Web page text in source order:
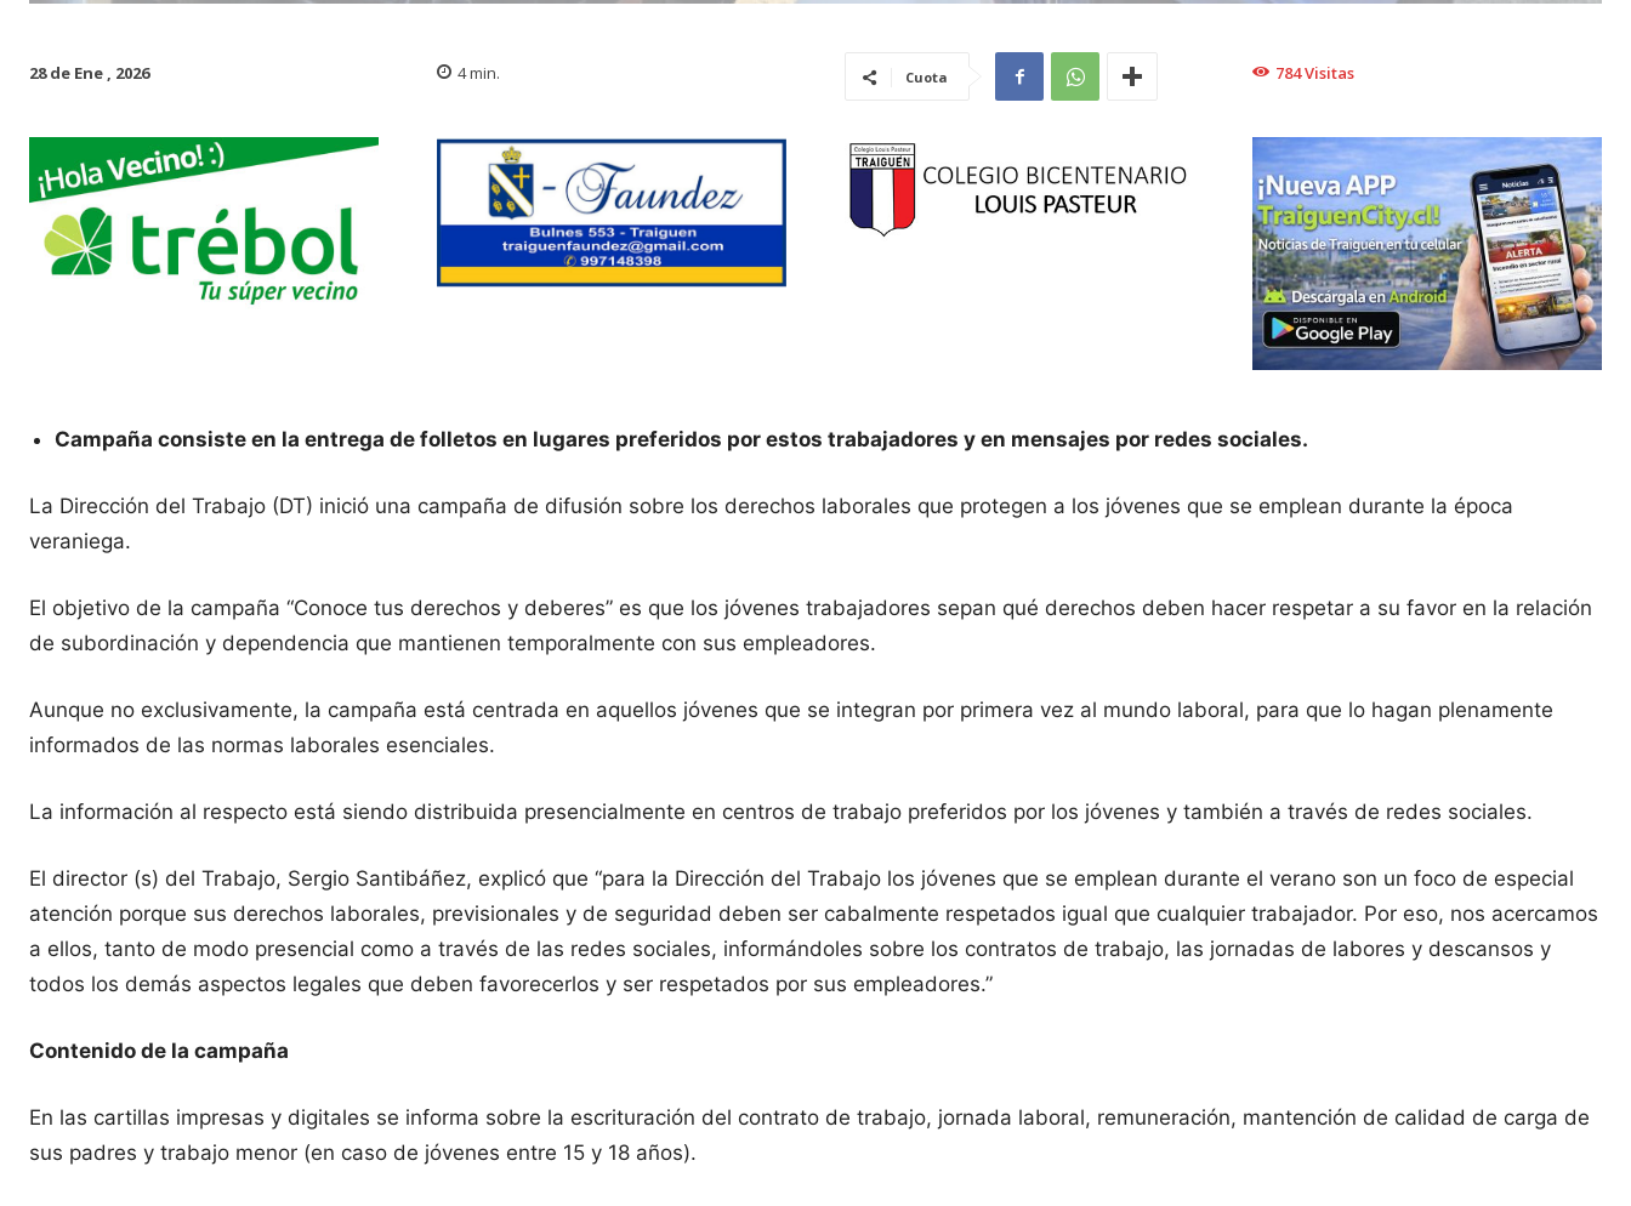
28 de Ene , 2026 4min. Cuota 784Visitas
Campaña consiste en la entrega de folletos en lugares preferidos por estos trabajadores y en mensajes por redes sociales.
La Dirección del Trabajo (DT) inició una campaña de difusión sobre los derechos laborales que protegen a los jóvenes que se emplean durante la época
veraniega.
El objetivo de la campaña “Conoce tus derechos y deberes” es que los jóvenes trabajadores sepan qué derechos deben hacer respetar a su favor en la relación
de subordinación y dependencia que mantienen temporalmente con sus empleadores.
Aunque no exclusivamente, la campaña está centrada en aquellos jóvenes que se integran por primera vez al mundo laboral, para que lo hagan plenamente
informados de las normas laborales esenciales.
La información al respecto está siendo distribuida presencialmente en centros de trabajo preferidos por los jóvenes y también a través de redes sociales.
El director (s) del Trabajo, Sergio Santibáñez, explicó que “para la Dirección del Trabajo los jóvenes que se emplean durante el verano son un foco de especial
atención porque sus derechos laborales, previsionales y de seguridad deben ser cabalmente respetados igual que cualquier trabajador. Por eso, nos acercamos
a ellos, tanto de modo presencial como a través de las redes sociales, informándoles sobre los contratos de trabajo, las jornadas de labores y descansos y
todos los demás aspectos legales que deben favorecerlos y ser respetados por sus empleadores.”
Contenido de la campaña
En las cartillas impresas y digitales se informa sobre la escrituración del contrato de trabajo, jornada laboral, remuneración, mantención de calidad de carga de
sus padres y trabajo menor (en caso de jóvenes entre 15 y 18 años).